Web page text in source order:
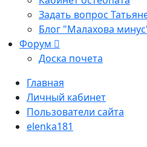
Задать вопрос
Блог "Малахова
Форум
Доска почета
Главная
Личный кабинет
Пользователи сайта
elenka181